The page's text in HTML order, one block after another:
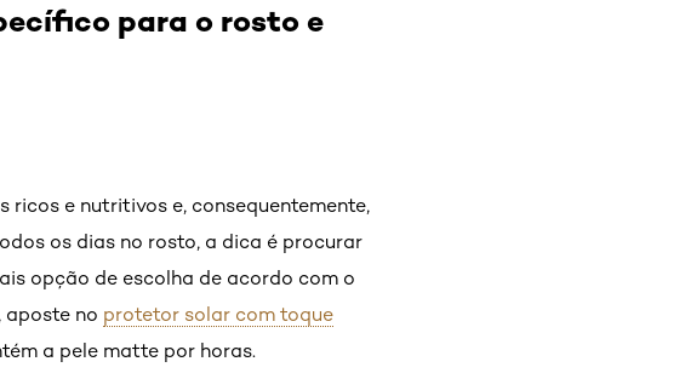
para o rosto e
e nutritivos e, consequentemente,
os dias no rosto, a dica é procurar
opção de escolha de acordo com o
aposte no protetor solar com toque
a pele matte por horas.